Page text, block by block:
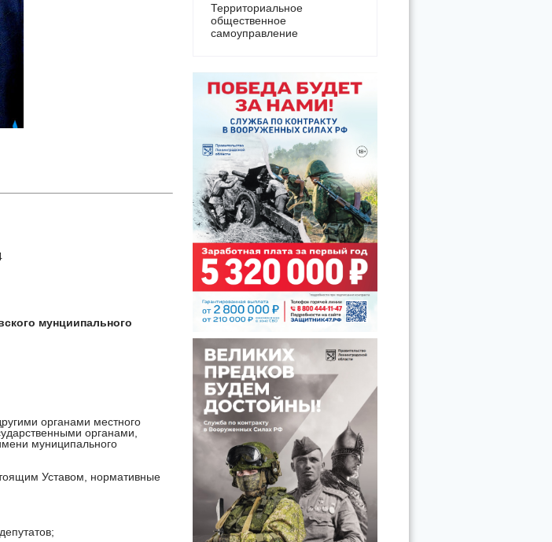
мунциипального
органами местного
органами,
муниципального
Уставом, нормативные
Территориальное
общественное
самоуправление